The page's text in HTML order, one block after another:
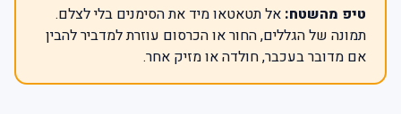
טיפ מהשטח: אל תטאטאו מיד את הסימנים בלי לצלם.
תמונה של הגללים, החור או הכרסום עוזרת למדביר להבין
אם מדובר בעכבר, חולדה או מזיק אחר.